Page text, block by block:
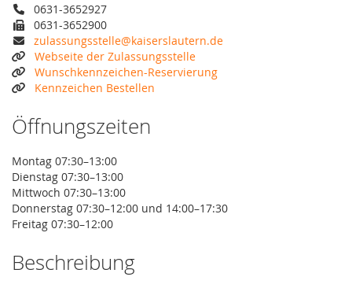
0631-3652927
0631-3652900
zulassungsstelle@kaiserslautern.de
Webseite der Zulassungsstelle
Wunschkennzeichen-Reservierung
Kennzeichen Bestellen
Öffnungszeiten
Montag 07:30–13:00
Dienstag 07:30–13:00
Mittwoch 07:30–13:00
Donnerstag 07:30–12:00 und 14:00–17:30
Freitag 07:30–12:00
Beschreibung